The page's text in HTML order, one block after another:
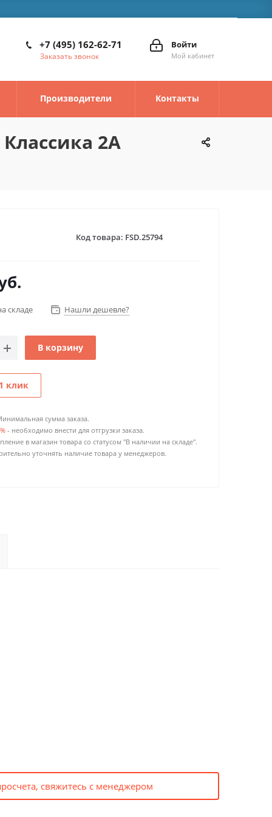
Войти
Мой кабинет
+7 (495) 162-62-71
Заказать звонок
Производители Контакты
2А
Код товара: FSD.25794
складе Нашли дешевле?
В корзину
клик
сумма заказа.
- необходимо внести для отгрузки заказа.
в магазин товара со статусом "В наличии на складе".
уточнять наличие товара у менеджеров.
свяжитесь с менеджером